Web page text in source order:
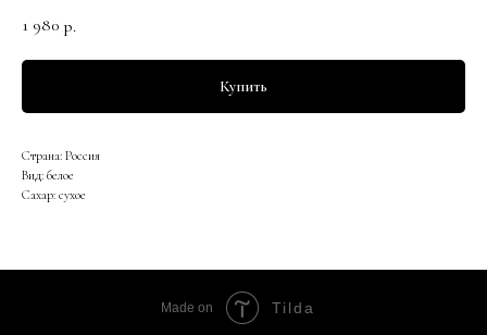
1 980 р.
Купить
Страна: Россия
Вид: белое
Сахар: сухое
Made on Tilda